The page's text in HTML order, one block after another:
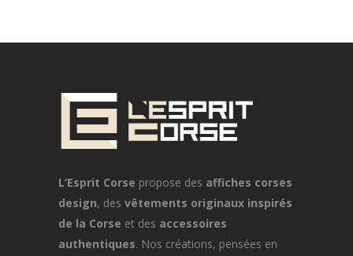
L’Esprit Corse propose des affiches corses
design, des vêtements originaux inspirés
de la Corse et des accessoires
authentiques. Nos créations, pensées en